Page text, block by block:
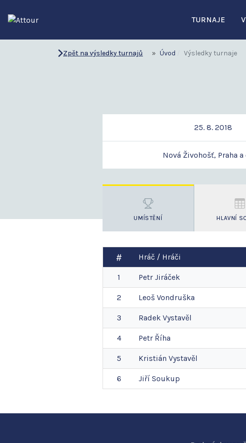
TURNAJE
Úvod Výsledky turnaje
Zpět na výsledky turnajů
25. 8. 2018
Nová Živohošť, Praha
UMÍSTĚNÍ HLAVNÍ
Hráč / Hráči
1 Petr Jiráček
2 Leoš Vondruška
3 Radek Vystavěl
4 Petr Říha
5 Kristián Vystavěl
6 Jiří Soukup